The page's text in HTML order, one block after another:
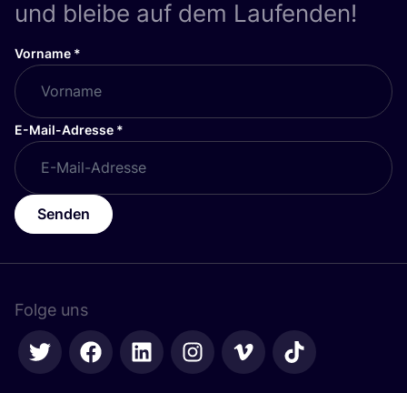
und bleibe auf dem Laufenden!
Vorname *
E-Mail-Adresse *
Senden
Folge uns